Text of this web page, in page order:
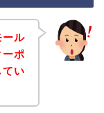
ール
ポ
てい